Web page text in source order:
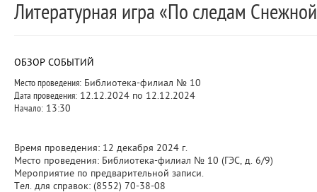
Литературная игра «По следам
ОБЗОР СОБЫТИЙ
Место проведения: Библиотека-филиал № 10
Дата проведения: 12.12.2024 по 12.12.2024
Начало: 13:30
Время проведения: 12 декабря 2024 г.
Место проведения: Библиотека-филиал № 10 (ГЭС, д. 6/9)
Мероприятие по предварительной записи.
Тел. для справок: (8552) 70-38-08